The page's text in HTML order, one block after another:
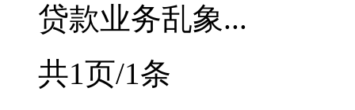
贷款业务乱象...
共1页/1条